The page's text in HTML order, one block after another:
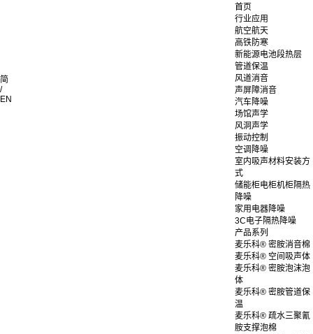
简
/
EN
首页
行业应用
航空航天
高铁防寒
新能源电池段热层
管道保温
风道消音
声屏障消音
汽车降噪
场馆声学
风洞声学
振动控制
空调降噪
室内吸声材料安装方
式
储能柜电柜机柜隔热
降噪
家用电器降噪
3C电子隔热降噪
产品系列
麦乐科® 密胺消音棉
麦乐科® 空间吸声体
麦乐科® 密胺泡沫泡
体
麦乐科® 密胺管道保
温
麦乐科® 疏水三聚氰
胺支撑泡棉